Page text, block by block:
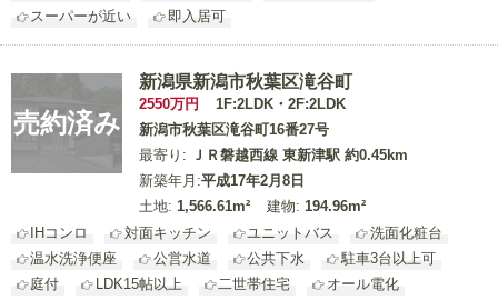
スーパーが近い
即入居可
売約済み
新潟県新潟市秋葉区滝谷町
2550万円
1F:2LDK・2F:2LDK
新潟市秋葉区滝谷町16番27号
最寄り: ＪＲ磐越西線 東新津駅 約0.45km
新築年月:平成17年2月8日
土地: 1,566.61m² 建物: 194.96m²
IHコンロ
対面キッチン ユニットバス
洗面化粧台
温水洗浄便座
公営水道 公共下水
駐車3台以上可
庭付
LDK15帖以上 二世帯住宅
オール電化